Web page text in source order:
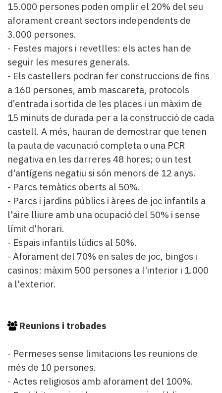
15.000 persones poden omplir el 20% del seu
aforament creant sectors independents de
3.000 persones.
- Festes majors i revetlles: els actes han de
seguir les mesures generals.
- Els castellers podran fer construccions de fins
a 160 persones, amb mascareta, protocols
d’entrada i sortida de les places i un màxim de
15 minuts de durada per a la construcció de cada
castell. A més, hauran de demostrar que tenen
la pauta de vacunació completa o una PCR
negativa en les darreres 48 hores; o un test
d'antígens negatiu si són menors de 12 anys.
- Parcs temàtics oberts al 50%.
- Parcs i jardins públics i àrees de joc infantils a
l'aire lliure amb una ocupació del 50% i sense
límit d'horari.
- Espais infantils lúdics al 50%.
- Aforament del 70% en sales de joc, bingos i
casinos: màxim 500 persones a l'interior i 1.000
a l'exterior.
Reunions i trobades
- Permeses sense limitacions les reunions de
més de 10 persones.
- Actes religiosos amb aforament del 100%.